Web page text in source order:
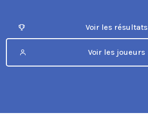
Voir les résultats
Voir les joueurs